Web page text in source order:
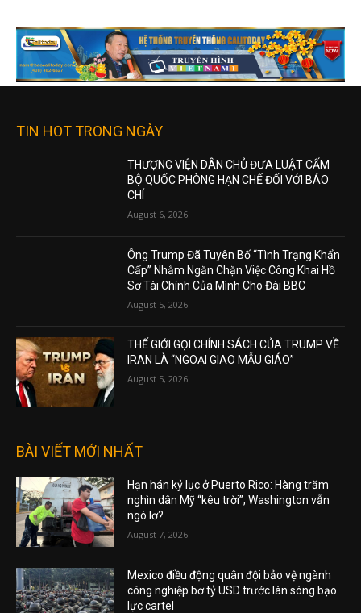
TIN HOT TRONG NGÀY
THƯỢNG VIỆN DÂN CHỦ ĐƯA LUẬT CẤM
BỘ QUỐC PHÒNG HẠN CHẾ ĐỐI VỚI BÁO
CHÍ
August 6, 2026
Ông Trump Đã Tuyên Bố “Tình Trạng Khẩn
Cấp” Nhằm Ngăn Chặn Việc Công Khai Hồ
Sơ Tài Chính Của Mình Cho Đài BBC
August 5, 2026
THẾ GIỚI GỌI CHÍNH SÁCH CỦA TRUMP VỀ
IRAN LÀ “NGOẠI GIAO MẪU GIÁO”
August 5, 2026
BÀI VIẾT MỚI NHẤT
Hạn hán kỷ lục ở Puerto Rico: Hàng trăm
nghìn dân Mỹ “kêu trời”, Washington vẫn
ngó lơ?
August 7, 2026
Mexico điều động quân đội bảo vệ ngành
công nghiệp bơ tỷ USD trước làn sóng bạo
lực cartel